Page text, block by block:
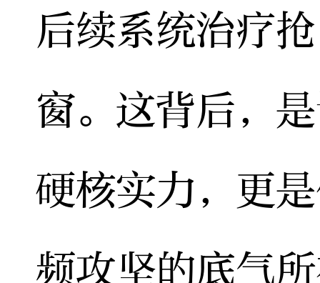
后续系统治疗
窗。这背后，
硬核实力，更
频攻坚的底气